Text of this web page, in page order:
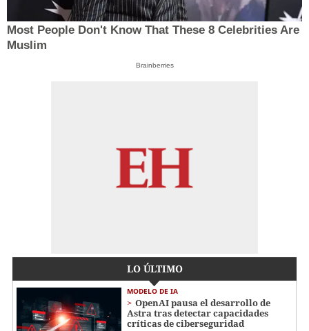
Most People Don't Know That These 8 Celebrities Are
Muslim
Brainberries
LO ÚLTIMO
MODELO DE IA
OpenAI pausa el desarrollo de
Astra tras detectar capacidades
críticas de ciberseguridad